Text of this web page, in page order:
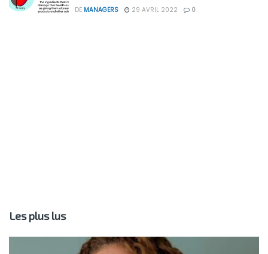
DE MANAGERS 29 AVRIL 2022 0
Les plus lus